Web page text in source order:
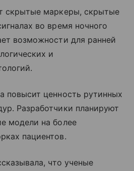
скрытые маркеры, скрытые
во время ночного
возможности для ранней
и
повысит ценность рутинных
Разработчики планируют
модели на более
пациентов.
что ученые